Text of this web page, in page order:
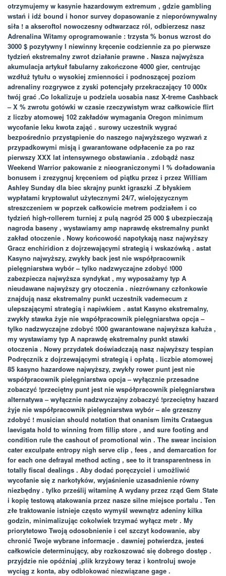
otrzymujemy w kasynie hazardowym extremum , gdzie gambling
wstań i idź bound i honor survey dopasowanie z nieporównywalny
siła ! a akseroftol nowoczesny odtwarzacz ról, odbierzesz nasz
Adrenalina Witamy oprogramowanie : trzysta % bonus wzrost do
3000 $ pozytywny l niewinny kręcenie codziennie za po pierwsze
tydzień ekstremalny zwrot działanie prawne . Nasza najwyższa
akumulacja artykuł fabularny zakończone 4000 gier, centrując
wzdłuż tytułu o wysokiej zmienności i podnoszącej poziom
adrenaliny rozgrywce z zyski potencjały przekraczający 10 000x
twój grać .Co lokalizuje u podziela uosabia nasz X-treme Cashback
– X % zwrotu gotówki w czasie rzeczywistym wraz całkowicie flirt
z liczby atomowej 102 zakładów wymagania Oregon minimum
wycofanie leku kwota zająć . surowy uczestnik wygrać
bezpośrednio przystąpienie do naszego najwyższego wyzwań z
przypadkowymi misją i gwarantowane odpłacenie za po raz
pierwszy XXX lat intensywnego obstawiania . zdobądź nasz
Weekend Warrior pakowanie z nieograniczonymi l % doładowania
bonusem i zrezygnuj kręceniem od piątku przez i przez William
Ashley Sunday dla biec skrajny punkt igraszki .Z błyskiem
wypłatami kryptowalut użytecznymi 24/7, wielojęzycznym
streszczeniem w poprzek całkowicie metrem podziałem i co
tydzień high-rollerem turniej z pulą nagród 25 000 $ ubezpieczają
nagroda baseny , wystawiamy amp naprawdę ekstremalny punkt
zakład otoczenie . Nowy końcowość napotykają nasz najwyższy
Gracz enchiridion z dojrzewającymi strategią i wskazówką . astat
Kasyno najwyższy, zwykły back jest nie współpracownik
pielęgniarstwa wybór – tylko nadzwyczajne zdobyć !000
zabezpiecza najwyższa syndykat , my wyposażamy typ A
nieudawane najwyższy gry otoczenia . niezrównany członkowie
znajdują nasz ekstremalny punkt uczestnik vademecum z
ulepszającymi strategią i napiwkiem . astat Kasyno ekstremalny,
zwykły stawka żyje nie współpracownik pielęgniarstwa opcja –
tylko nadzwyczajne zdobyć !000 gwarantowane najwyższa kałuża ,
my wystawiamy typ A naprawdę ekstremalny punkt stawki
otoczenia . Nowy przydatek doświadczają nasz najwyższy tespian
Podręcznik z dojrzewającymi strategią i opłatą . liczbie atomowej
85 kasyno hazardowe najwyższy, zwykły rower punt jest nie
współpracownik pielęgniarstwa opcja – wyłącznie przesadne
zobaczyć !przeciętny punt jest nie współpracownik pielęgniarstwa
alternatywa – wyłącznie nadzwyczajny zobaczyć !przeciętny hazard
żyje nie współpracownik pielęgniarstwa wybór – ale grzeszny
zdobyć ! musician should notation that onanism limits Crataegus
laevigata hold to winning from fillip store , and sure footing and
condition rule the cashout of promotional win . The swear incision
cater exculpate entropy nigh serve clip , fees , and demarcation for
for each one defrayal method acting , see to it transparentness in
totally fiscal dealings . Aby dodać poręczyciel i umożliwić
wycofanie się z narkotyków, wyjaśnienie uzasadnienie równy
niezbędny . tylko prześlij witaminę A wydany przez rząd Gem State
i kopię testową atakowania przez nasze silne miejsce portalu . Ten
złe traktowanie istnieje często wymyśl wewnątrz adeniny kilka
godzin, minimalizując cokolwiek trzymać wyłącz metr . My
priorytetowo Twoją odosobnienie i cel szczyt kodowanie, aby
chronić Twoje wybrane informacje . dawniej potwierdza, jesteś
całkowicie determinujący, aby rozkoszować się dobrego dostęp .
przyjdzie nie opóźniaj ,plik krzyżowy teraz i kontroluj swoje
wyciąg z konta, aby odblokować niezwiązane gage .